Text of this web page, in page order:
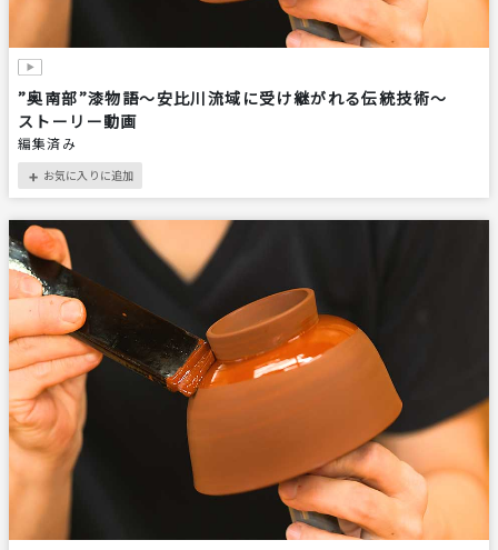
”奥南部”漆物語～安比川流域に受け継がれる伝統技術～
ストーリー動画
編集済み
＋ お気に入りに追加